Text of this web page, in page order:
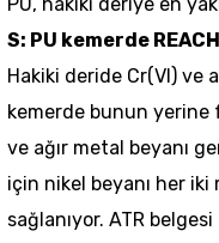
S: PU kemerde
Hakiki deride Cr(VI) ve
kemerde bunun yerine
ve ağır metal beyanı
için nikel beyanı her
sağlanıyor. ATR